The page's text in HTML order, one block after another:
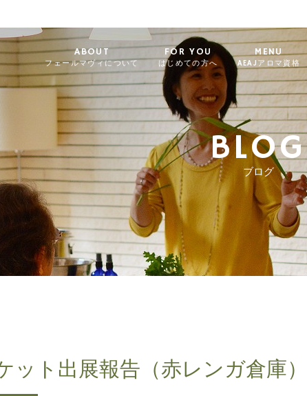
ABOUT
フェールマヴィについて
FOR YOU
はじめての方へ
MENU
AEAJアロマ資格
BLOG
ブログ
ット出展報告（赤レンガ倉庫）